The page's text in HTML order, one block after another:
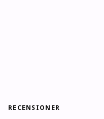
RECENSIONER